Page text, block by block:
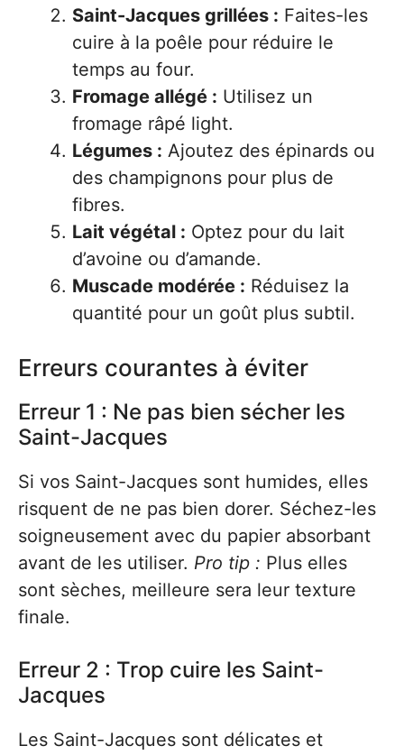
Saint-Jacques grillées : Faites-les
cuire à la poêle pour réduire le
temps au four.
Fromage allégé : Utilisez un
fromage râpé light.
Légumes : Ajoutez des épinards ou
des champignons pour plus de
fibres.
Lait végétal : Optez pour du lait
d’avoine ou d’amande.
Muscade modérée : Réduisez la
quantité pour un goût plus subtil.
Erreurs courantes à éviter
Erreur 1 : Ne pas bien sécher les
Saint-Jacques
Si vos Saint-Jacques sont humides, elles
risquent de ne pas bien dorer. Séchez-les
soigneusement avec du papier absorbant
avant de les utiliser. Pro tip : Plus elles
sont sèches, meilleure sera leur texture
finale.
Erreur 2 : Trop cuire les Saint-
Jacques
Les Saint-Jacques sont délicates et